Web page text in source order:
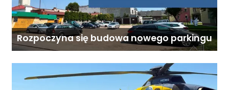
Rozpoczyna się budowa nowego parkingu